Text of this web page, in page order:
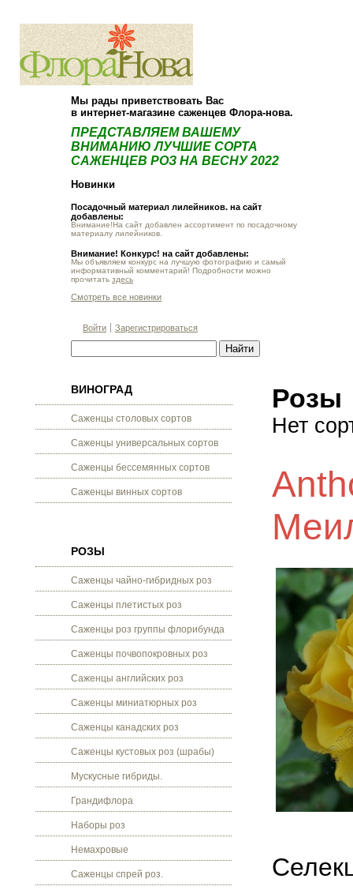
Мы рады приветствовать Вас
в интернет-магазине саженцев Флора-нова.
ПРЕДСТАВЛЯЕМ ВАШЕМУ
ВНИМАНИЮ ЛУЧШИЕ СОРТА
САЖЕНЦЕВ РОЗ НА ВЕСНУ 2022
Новинки
Посадочный материал лилейников. на сайт
добавлены:
Внимание!На сайт добавлен ассортимент по посадочному
материалу лилейников.
Внимание! Конкурс! на сайт добавлены:
Мы объявляем конкурс на лучшую фотографию и самый
информативный комментарий! Подробности можно
прочитать здесь
Смотреть все новинки
Войти Зарегистрироваться
ВИНОГРАД
Саженцы столовых сортов
Саженцы универсальных сортов
Саженцы бессемянных сортов
Саженцы винных сортов
РОЗЫ
Саженцы чайно-гибридных роз
Саженцы плетистых роз
Саженцы роз группы флорибунда
Саженцы почвопокровных роз
Саженцы английских роз
Саженцы миниатюрных роз
Саженцы канадских роз
Саженцы кустовых роз (шрабы)
Мускусные гибриды.
Грандифлора
Наборы роз
Немахровые
Саженцы спрей роз.
Розы
Нет